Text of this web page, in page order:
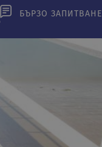
БЪРЗО ЗАПИТВАНЕ